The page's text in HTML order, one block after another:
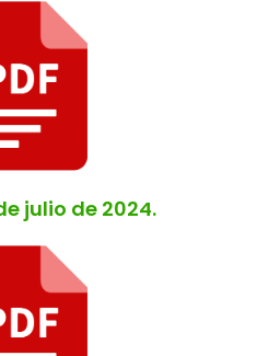
julio de 2024.